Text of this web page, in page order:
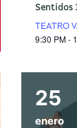
Sentidos
TEATRO
9:30 PM -
25
enero